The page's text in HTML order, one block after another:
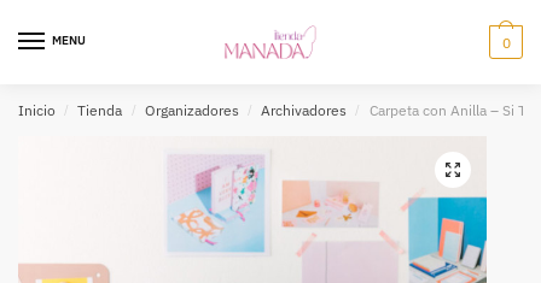
MENU 0
Inicio / Tienda / Organizadores / Archivadores / Carpeta con Anilla – Si Te